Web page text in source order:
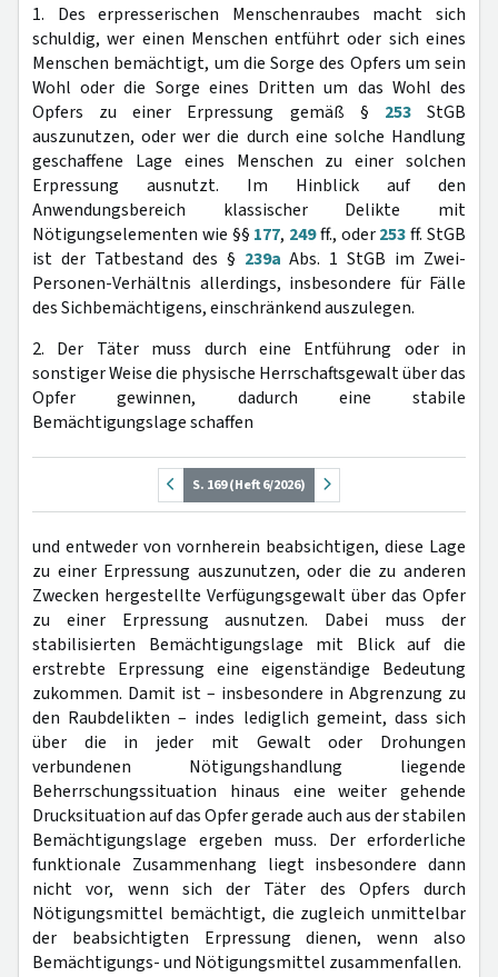
1. Des erpresserischen Menschenraubes macht sich
schuldig, wer einen Menschen entführt oder sich eines
Menschen bemächtigt, um die Sorge des Opfers um sein
Wohl oder die Sorge eines Dritten um das Wohl des
Opfers zu einer Erpressung gemäß § 253StGB
auszunutzen, oder wer die durch eine solche Handlung
geschaffene Lage eines Menschen zu einer solchen
Erpressung ausnutzt. Im Hinblick auf den
Anwendungsbereich klassischer Delikte mit
Nötigungselementen wie §§ 177, 249ff., oder253ff. StGB
ist der Tatbestand des § 239a Abs. 1 StGB im Zwei-
Personen-Verhältnis allerdings, insbesondere für Fälle
des Sichbemächtigens, einschränkend auszulegen.
2. Der Täter muss durch eine Entführung oder in
sonstiger Weise die physische Herrschaftsgewalt über das
Opfer gewinnen, dadurch eine stabile
Bemächtigungslage schaffen
S. 169 (Heft 6/2026)
und entweder von vornherein beabsichtigen, diese Lage
zu einer Erpressung auszunutzen, oder die zu anderen
Zwecken hergestellte Verfügungsgewalt über das Opfer
zu einer Erpressung ausnutzen. Dabei muss der
stabilisierten Bemächtigungslage mit Blick auf die
erstrebte Erpressung eine eigenständige Bedeutung
zukommen. Damit ist – insbesondere in Abgrenzung zu
den Raubdelikten – indes lediglich gemeint, dass sich
über die in jeder mit Gewalt oder Drohungen
verbundenen Nötigungshandlung liegende
Beherrschungssituation hinaus eine weiter gehende
Drucksituation auf das Opfer gerade auch aus der stabilen
Bemächtigungslage ergeben muss. Der erforderliche
funktionale Zusammenhang liegt insbesondere dann
nicht vor, wenn sich der Täter des Opfers durch
Nötigungsmittel bemächtigt, die zugleich unmittelbar
der beabsichtigten Erpressung dienen, wenn also
Bemächtigungs- und Nötigungsmittel zusammenfallen.